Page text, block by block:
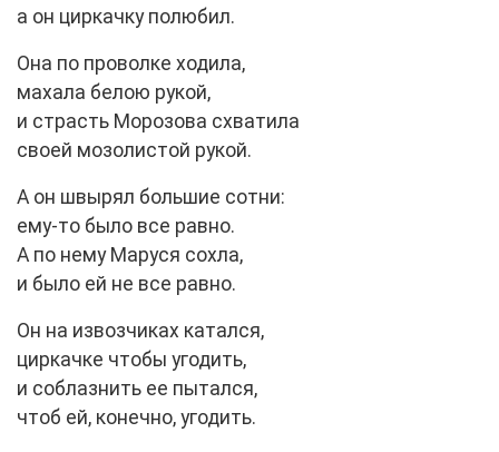
а он циркачку полюбил.
Она по проволке ходила,
махала белою рукой,
и страсть Морозова схватила
своей мозолистой рукой.
А он швырял большие сотни:
ему-то было все равно.
А по нему Маруся сохла,
и было ей не все равно.
Он на извозчиках катался,
циркачке чтобы угодить,
и соблазнить ее пытался,
чтоб ей, конечно, угодить.